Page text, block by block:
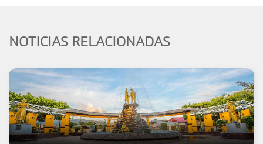
NOTICIAS RELACIONADAS